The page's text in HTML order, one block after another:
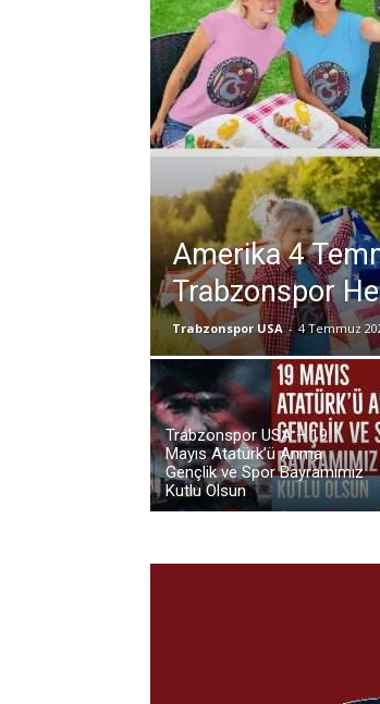
Amerika 4
Trabzonspor
Trabzonspor USA - 4 Temmuz
Trabzonspor USA – 19
Mayıs Atatürk’ü Anma
Gençlik ve Spor Bayramımız
Kutlu Olsun